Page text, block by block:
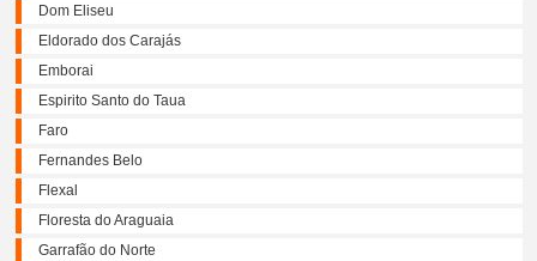
Dom Eliseu
Eldorado dos Carajás
Emborai
Espirito Santo do Taua
Faro
Fernandes Belo
Flexal
Floresta do Araguaia
Garrafão do Norte